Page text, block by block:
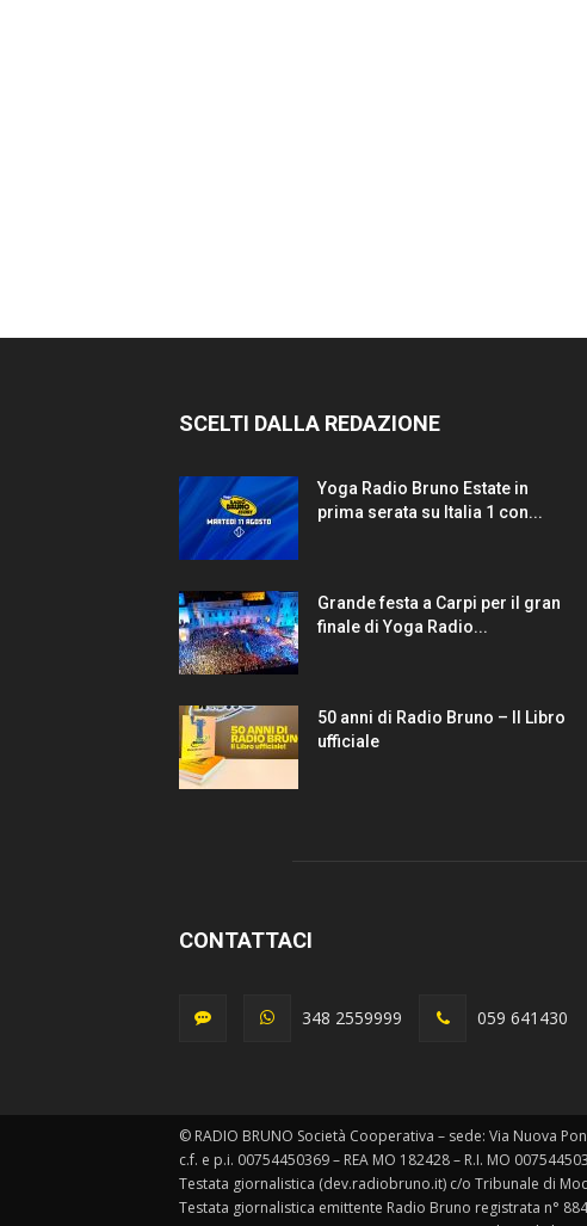
SCELTI DALLA REDAZIONE
Yoga Radio Bruno Estate in
prima serata su Italia 1 con...
Grande festa a Carpi per il gran
finale di Yoga Radio...
50 anni di Radio Bruno – Il Libro
ufficiale
CONTATTACI
348 2559999 059 641430
© RADIO BRUNO Società Cooperativa – sede: Via Nuova
c.f. e p.i. 00754450369 – REA MO 182428 – R.I. MO
Testata giornalistica (dev.radiobruno.it) c/o Tribunale di
Testata giornalistica emittente Radio Bruno registrata n°